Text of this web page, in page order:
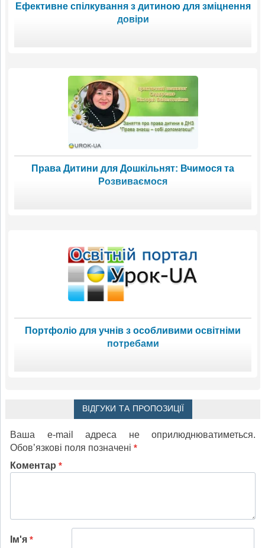
Ефективне спілкування з дитиною для зміцнення
довіри
Права Дитини для Дошкільнят: Вчимося та
Розвиваємося
Портфоліо для учнів з особливими освітніми
потребами
ВІДГУКИ ТА ПРОПОЗИЦІЇ
Ваша e-mail адреса не оприлюднюватиметься.
Обов’язкові поля позначені *
Коментар *
Ім'я *